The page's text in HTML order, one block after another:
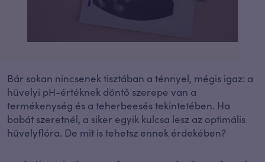
Bár sokan nincsenek tisztában a ténnyel, mégis igaz: a
hüvelyi pH-értéknek döntő szerepe van a
termékenység és a teherbeesés tekintetében. Ha
babát szeretnél, a siker egyik kulcsa lesz az optimális
hüvelyflóra. De mit is tehetsz ennek érdekében?